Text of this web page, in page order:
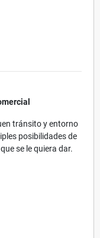
tránsito y entorno
posibilidades de
se le quiera dar.